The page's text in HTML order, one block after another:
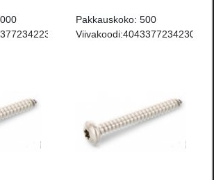
Pakkauskoko: 500
Viivakoodi:4043377234230